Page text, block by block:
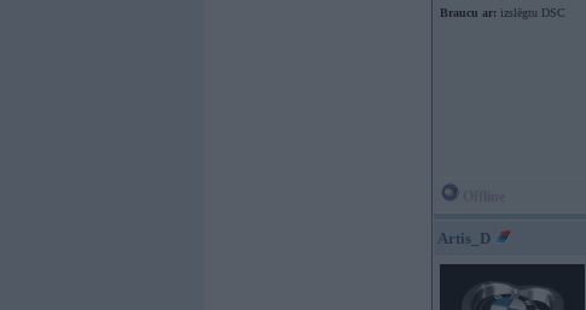
Braucu ar: izslēgtu DSC
Artis_D